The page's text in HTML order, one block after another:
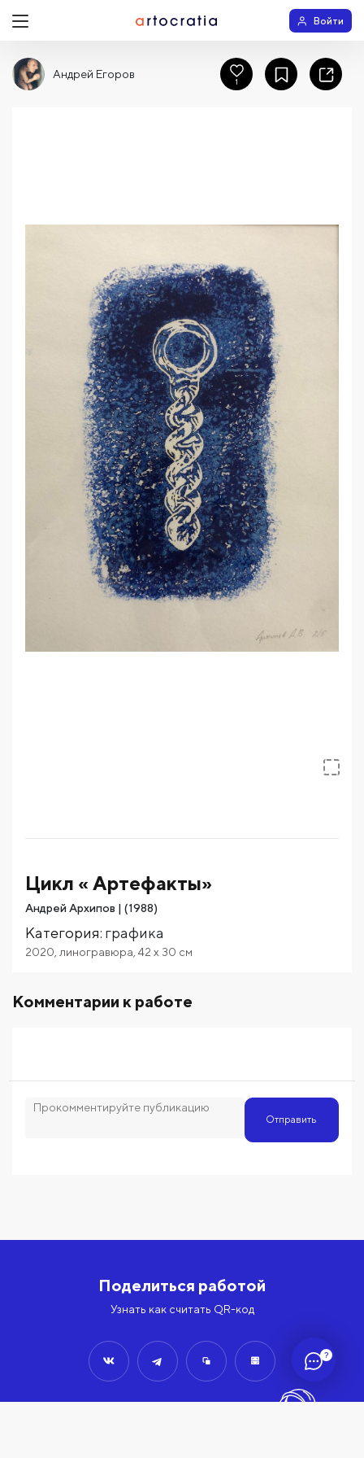
?
Войти
Цикл « Артефакты»
Андрей Архипов | (1988)
Категория: графика
2020 линогравюра 42 x 30 см
Комментарии к работе
Отправить
Андрей Егоров
1
Поделиться работой
Узнать как считать QR-код